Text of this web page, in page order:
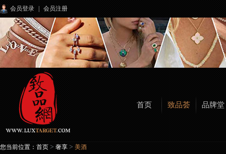
会员登录 会员注册
首页 致品荟 品牌堂
您当前位置： 首页 > 奢享 > 美酒